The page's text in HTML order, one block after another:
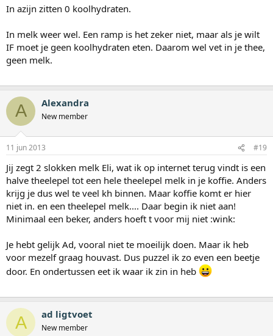
In azijn zitten 0 koolhydraten.
In melk weer wel. Een ramp is het zeker niet, maar als je wilt
IF moet je geen koolhydraten eten. Daarom wel vet in je thee,
geen melk.
A Alexandra
New member
11 jun 2013 #19
Jij zegt 2 slokken melk Eli, wat ik op internet terug vindt is een
halve theelepel tot een hele theelepel melk in je koffie. Anders
krijg je dus wel te veel kh binnen. Maar koffie komt er hier
niet in. en een theelepel melk.... Daar begin ik niet aan!
Minimaal een beker, anders hoeft t voor mij niet :wink:
Je hebt gelijk Ad, vooral niet te moeilijk doen. Maar ik heb
voor mezelf graag houvast. Dus puzzel ik zo even een beetje
door. En ondertussen eet ik waar ik zin in heb
A ad ligtvoet
New member